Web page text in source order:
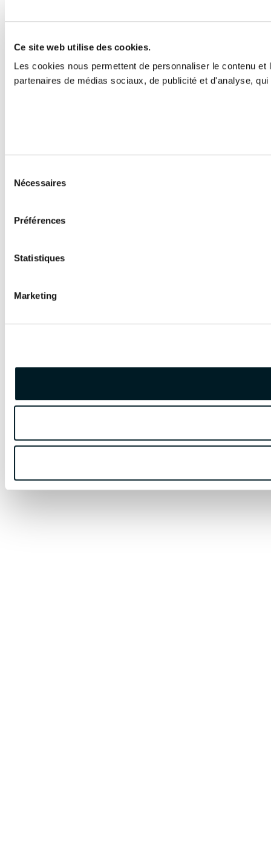
Ce site web utilise des cookies.
Les cookies nous permettent de personnaliser le contenu
partenaires de médias sociaux, de publicité et d'analyse,
Nécessaires
Préférences
Statistiques
Marketing